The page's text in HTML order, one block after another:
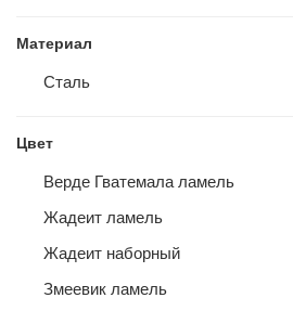
каменок мощностью 20–36кВт,Для
каменок мощностью 4,5–15кВт
Материал
Сталь
Цвет
Верде Гватемала ламель
Жадеит ламель
Жадеит наборный
Змеевик ламель